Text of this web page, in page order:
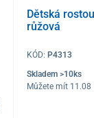
Dětská
růžová
KÓD: P4313
Skladem >10ks
Můžete mít 11.08